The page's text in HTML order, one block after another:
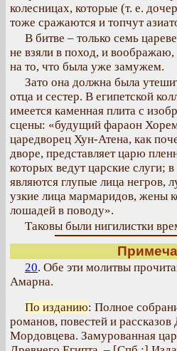
колесницах, которые (т. е.
тоже сражаются и топчут
В битве – только семь
не взяли в поход, и воображаю,
на то, что была уже замужем.
Зато она должна была
отца и сестер. В египетской
имеется каменная плита с
сцены: «будущий фараон
царедворец Хун-Атена, как
дворе, представляет царю
которых ведут царские слуги;
являются глупые лица негров,
узкие лица мармаридов, жены
лошадей в поводу».
Таковы были нигилистки
20. Обе эти молитвы
Амарна.
По изданию: Полное
романов, повестей и
Мордовцева. Замурованная